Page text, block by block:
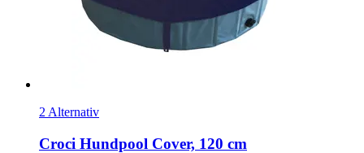
2 Alternativ
Croci Hundpool Cover, 120 cm